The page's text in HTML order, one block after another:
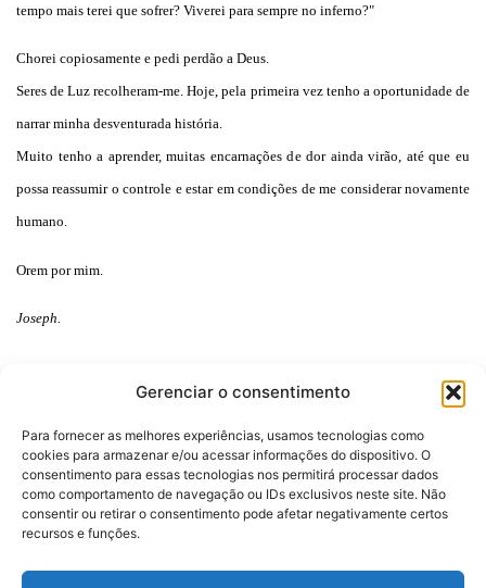
Gerenciar o consentimento
Para fornecer as melhores experiências, usamos tecnologias como
cookies para armazenar e/ou acessar informações do dispositivo. O
consentimento para essas tecnologias nos permitirá processar dados
como comportamento de navegação ou IDs exclusivos neste site. Não
consentir ou retirar o consentimento pode afetar negativamente certos
recursos e funções.
tempo mais terei que sofrer? Viverei para sempre no inferno?"
Chorei copiosamente e pedi perdão a Deus.
Seres de Luz recolheram-me. Hoje, pela primeira vez tenho a oportunidade de
narrar minha desventurada história.
Muito tenho a aprender, muitas encarnações de dor ainda virão, até que eu
possa reassumir o controle e estar em condições de me considerar novamente
humano.
Orem por mim.
Joseph.